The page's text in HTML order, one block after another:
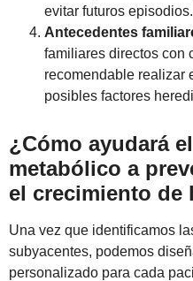
evitar futuros episodios.
Antecedentes
familiares directos con
recomendable realizar
posibles factores
¿Cómo ayudará
metabólico a
el crecimiento de
Una vez que identificamos
subyacentes, podemos
personalizado para cada